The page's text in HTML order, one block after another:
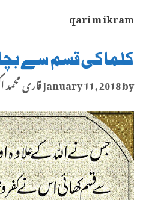
qari m ikram
کلما کی قسم سے
January 11, 2018by قاری محمد